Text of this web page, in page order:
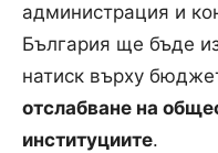
администрация и
България ще бъде
натиск върху
отслабване на
институциите.